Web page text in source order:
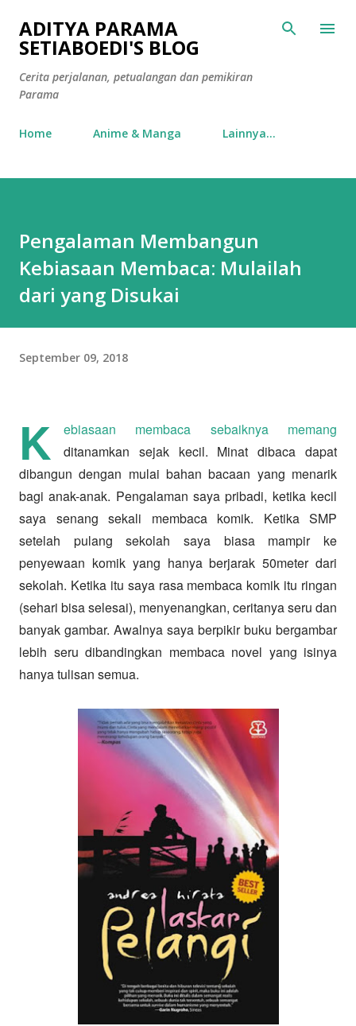
Langsung ke konten utama
ADITYA PARAMA
SETIABOEDI'S BLOG
Cerita perjalanan, petualangan dan pemikiran
Parama
Home Anime & Manga Lainnya…
Pengalaman Membangun
Kebiasaan Membaca: Mulailah
dari yang Disukai
September 09, 2018
K
ebiasaan membaca sebaiknya memang
ditanamkan sejak kecil. Minat dibaca dapat
dibangun dengan mulai bahan bacaan yang menarik
bagi anak-anak. Pengalaman saya pribadi, ketika kecil
saya senang sekali membaca komik. Ketika SMP
setelah pulang sekolah saya biasa mampir ke
penyewaan komik yang hanya berjarak 50meter dari
sekolah. Ketika itu saya rasa membaca komik itu ringan
(sehari bisa selesai), menyenangkan, ceritanya seru dan
banyak gambar. Awalnya saya berpikir buku bergambar
lebih seru dibandingkan membaca novel yang isinya
hanya tulisan semua.